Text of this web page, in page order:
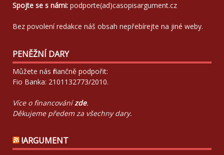
Spojte se s námi: podporte(ad)casopisargument.cz
Bez povolení redakce náš obsah nepřebírejte na jiné weby.
PENĚŽNÍ DARY
Můžete nás finančně podpořit:
Fio Banka: 2101132773/2010.
Více o financovánízde.
Děkujeme předem za všechny dary.
!ARGUMENT